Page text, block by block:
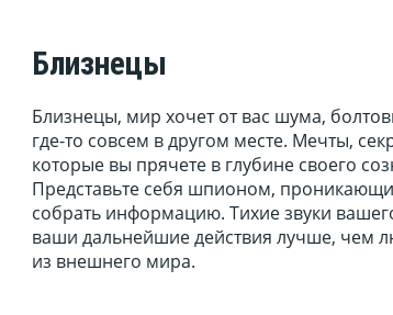
Близнецы
Близнецы, мир хочет от вас шума,
где-то совсем в другом месте. Мечты,
которые вы прячете в глубине своего
Представьте себя шпионом,
собрать информацию. Тихие звуки
ваши дальнейшие действия лучше, чем
из внешнего мира.